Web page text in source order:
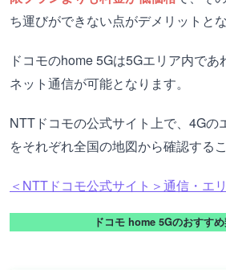
ち運びができない点がデメリットとな
ドコモのhome 5Gは5Gエリア内で
ネット通信が可能となります。
NTTドコモの公式サイト上で、4Gの
をそれぞれ全国の地図から確認する
＜NTTドコモ公式サイト＞通信・エ
ドコモ home 5Gのおすす